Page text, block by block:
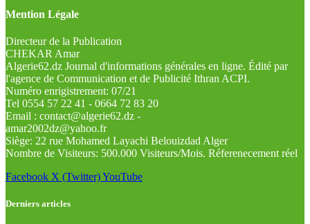
Mention Légale
Directeur de la Publication
CHEKAR Amar
Algerie62.dz Journal d'informations générales en ligne. Édité par
l'agence de Communication et de Publicité Ithran ACPI.
Numéro enrigistrement: 07/21
Tel 0554 57 22 41 - 0664 72 83 20
Email : contact@algerie62.dz -
amar2002dz@yahoo.fr
Siège: 22 rue Mohamed Layachi Belouizdad Alger
Nombre de Visiteurs: 500.000 Visiteurs/Mois. Réferenecement réel
Facebook X (Twitter)YouTube
Derniers articles